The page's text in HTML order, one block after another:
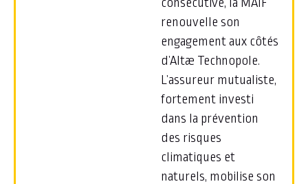
renouvelle son
engagement aux côtés
d’Altæ Technopole.
L’assureur mutualiste,
fortement investi
dans la prévention
des risques
climatiques et
naturels, mobilise son